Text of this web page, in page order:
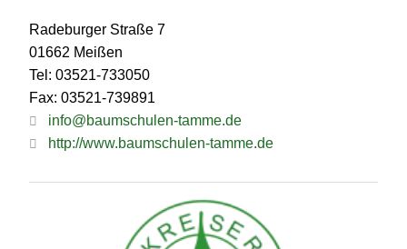
Radeburger Straße 7
01662 Meißen
Tel: 03521-733050
Fax: 03521-739891
info@baumschulen-tamme.de
http://www.baumschulen-tamme.de